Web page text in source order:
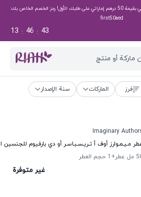
خصم 40% على العطور + خصم إضافي بقيمة 50 درهم إماراتي على طلبك الأول! رمز الخصم الخاص بك:
first50aed
43
:
46
:
13
ماركة أو منتج
فرز الماركات سنة الإصدار
Imaginary
مـيـمـوارز أوف أ تـريـسـبـاسـر أو دي بارفيوم
عطر
+1 حجم العطر
غير متوفرة